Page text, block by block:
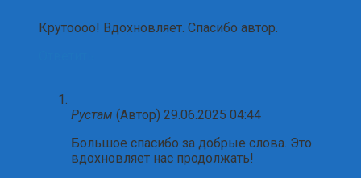
Крутоооо! Вдохновляет. Спасибо автор.
Рустам (Автор) 29.06.2025 04:44
Большое спасибо за добрые слова. Это
вдохновляет нас продолжать!